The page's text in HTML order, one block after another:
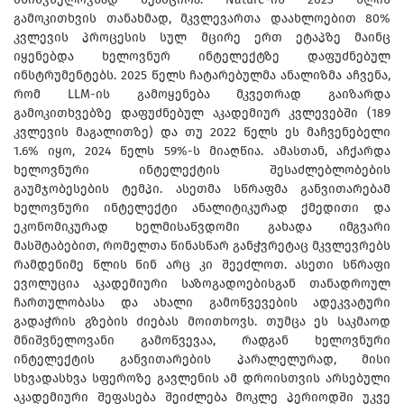
გამოკითხვის თანახმად, მკვლევართა დაახლოებით 80%
კვლევის პროცესის სულ მცირე ერთ ეტაპზე მაინც
იყენებდა ხელოვნურ ინტელექტზე დაფუძნებულ
ინსტრუმენტებს. 2025 წელს ჩატარებულმა ანალიზმა აჩვენა,
რომ LLM-ის გამოყენება მკვეთრად გაიზარდა
გამოკითხვებზე დაფუძნებულ აკადემიურ კვლევებში (189
კვლევის მაგალითზე) და თუ 2022 წელს ეს მაჩვენებელი
1.6% იყო, 2024 წელს 59%-ს მიაღწია. ამასთან, აჩქარდა
ხელოვნური ინტელექტის შესაძლებლობების
გაუმჯობესების ტემპი. ასეთმა სწრაფმა განვითარებამ
ხელოვნური ინტელექტი ანალიტიკურად ქმედითი და
ეკონომიკურად ხელმისაწვდომი გახადა იმგვარი
მასშტაბებით, რომელთა წინასწარ განჭვრეტაც მკვლევრებს
რამდენიმე წლის წინ არც კი შეეძლოთ. ასეთი სწრაფი
ევოლუცია აკადემიური საზოგადოებისგან თანადროულ
ჩართულობასა და ახალი გამოწვევების ადეკვატური
გადაჭრის გზების ძიებას მოითხოვს. თუმცა ეს საკმაოდ
მნიშვნელოვანი გამოწვევაა, რადგან ხელოვნური
ინტელექტის განვითარების პარალელურად, მისი
სხვადასხვა სფეროზე გავლენის ამ დროისთვის არსებული
აკადემიური შეფასება შეიძლება მოკლე პერიოდში უკვე